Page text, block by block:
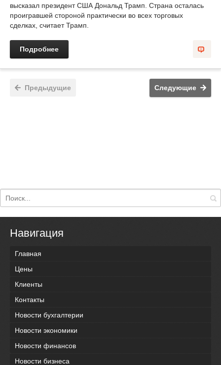
высказал президент США Дональд Трамп. Страна осталась
проигравшей стороной практически во всех торговых
сделках, считает Трамп.
Подробнее
Предыдущие Следующие
Навигация
Главная
Цены
Клиенты
Контакты
Новости бухгалтерии
Новости экономики
Новости финансов
Новости бизнеса